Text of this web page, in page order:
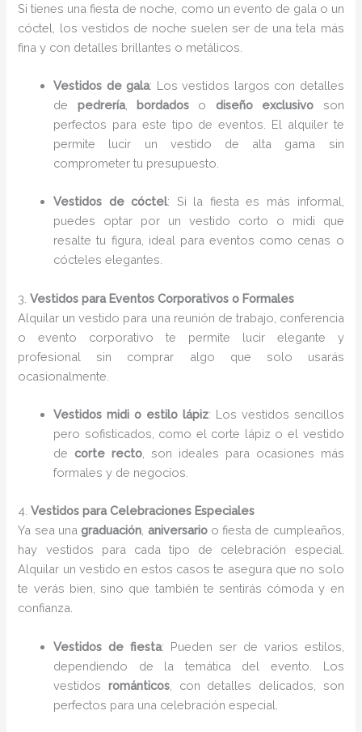
Si tienes una fiesta de noche, como un evento de gala o un
cóctel, los vestidos de noche suelen ser de una tela más
fina y con detalles brillantes o metálicos.
Vestidos de gala: Los vestidos largos con detalles
de pedrería, bordados o diseño exclusivo son
perfectos para este tipo de eventos. El alquiler te
permite lucir un vestido de alta gama sin
comprometer tu presupuesto.
Vestidos de cóctel: Si la fiesta es más informal,
puedes optar por un vestido corto o midi que
resalte tu figura, ideal para eventos como cenas o
cócteles elegantes.
3.Vestidos para Eventos Corporativos o Formales
Alquilar un vestido para una reunión de trabajo, conferencia
o evento corporativo te permite lucir elegante y
profesional sin comprar algo que solo usarás
ocasionalmente.
Vestidos midi o estilo lápiz: Los vestidos sencillos
pero sofisticados, como el corte lápiz o el vestido
decorte recto , son ideales para ocasiones más
formales y de negocios.
4.Vestidos para Celebraciones Especiales
Ya sea unagraduación aniversarioo fiesta de cumpleaños,
hay vestidos para cada tipo de celebración especial.
Alquilar un vestido en estos casos te asegura que no solo
te verás bien, sino que también te sentirás cómoda y en
confianza.
Vestidos de fiesta: Pueden ser de varios estilos,
dependiendo de la temática del evento. Los
vestidos románticos, con detalles delicados, son
perfectos para una celebración especial.